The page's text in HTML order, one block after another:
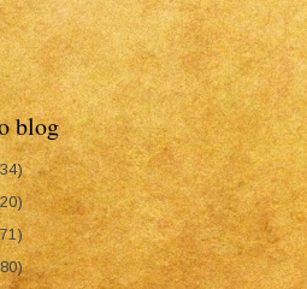
blog